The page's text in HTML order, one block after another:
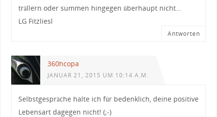
trällern oder summen hingegen überhaupt nicht…
LG Fitzliesl
Antworten
360hcopa
JANUAR 21, 2015 UM 10:14 A.M.
Selbstgespräche halte ich für bedenklich, deine positive
Lebensart dagegen nicht! (;-)